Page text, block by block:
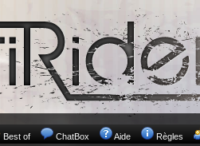
Best of ChatBox Aide Règles